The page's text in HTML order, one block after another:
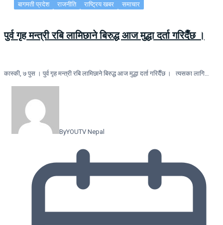
बागमती प्रदेश राजनीति राष्ट्रिय खबर समाचार
पुर्व गृह मन्त्री रबि लामिछाने बिरुद्ध आज मुद्धा दर्ता गरिदैँछ ।
कास्की, ७ पुस । पुर्व गृह मन्त्री रबि लामिछाने बिरुद्ध आज मुद्धा दर्ता गरिदैँछ । त्यसका लागि…
ByYOUTV Nepal